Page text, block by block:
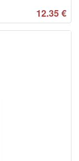
12.35€